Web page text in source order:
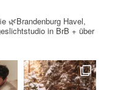
🌿Brandenburg Havel,
in BrB + über